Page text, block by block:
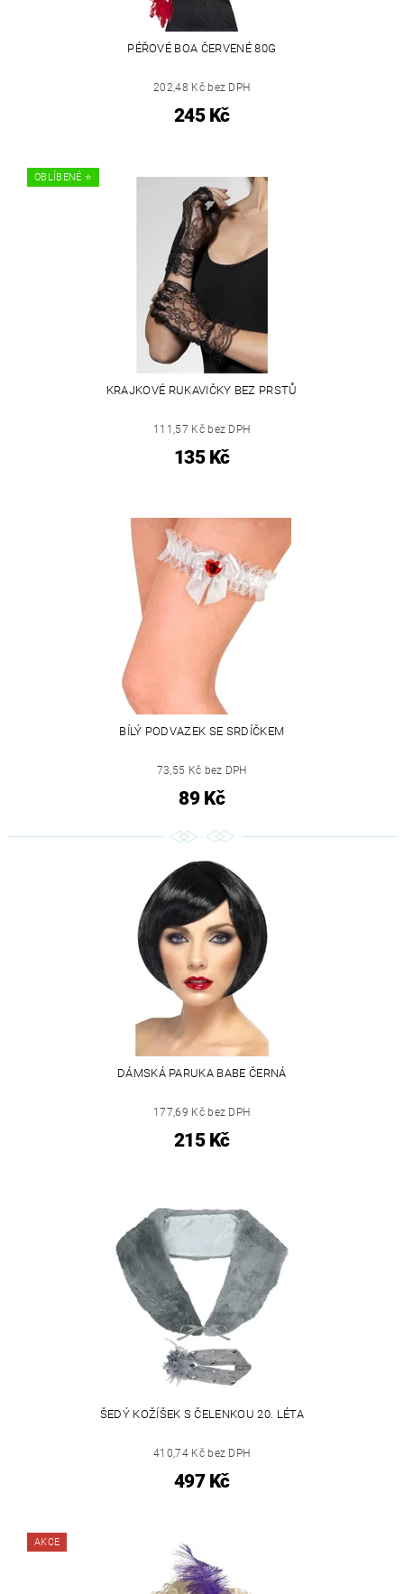
PÉŘOVÉ BOA ČERVENÉ 80G
202,48 Kč bez DPH
245 Kč
OBLÍBENÉ ⭐️
KRAJKOVÉ RUKAVIČKY BEZ PRSTŮ
111,57 Kč bez DPH
135 Kč
BÍLÝ PODVAZEK SE SRDÍČKEM
73,55 Kč bez DPH
89 Kč
DÁMSKÁ PARUKA BABE ČERNÁ
177,69 Kč bez DPH
215 Kč
ŠEDÝ KOŽÍŠEK S ČELENKOU 20. LÉTA
410,74 Kč bez DPH
497 Kč
AKCE